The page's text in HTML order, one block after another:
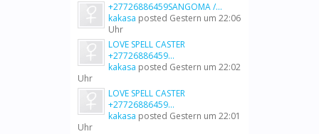
+27726886459SANGOMA /...
kakasa posted Gestern um 22:06
Uhr
LOVE SPELL CASTER
+27726886459...
kakasa posted Gestern um 22:02
Uhr
LOVE SPELL CASTER
+27726886459...
kakasa posted Gestern um 22:01
Uhr